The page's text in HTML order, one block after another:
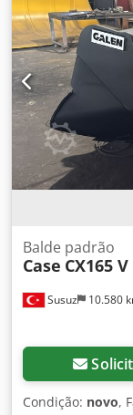
Susuz 10.580
Balde padrão
Case CX165
Condição: novo,